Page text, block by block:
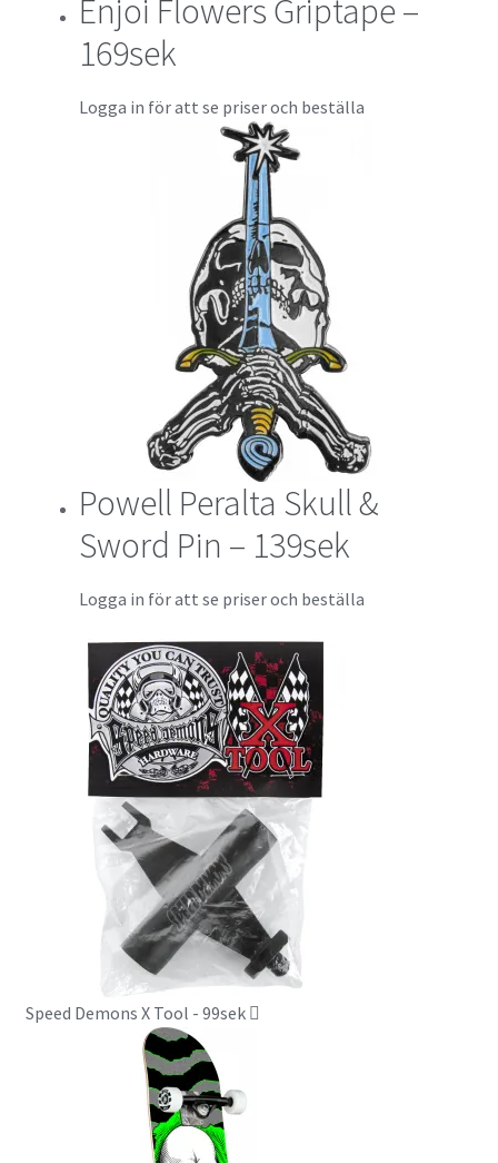
Enjoi Flowers Griptape –
169sek
Logga in för att se priser och beställa
Powell Peralta Skull &
Sword Pin – 139sek
Logga in för att se priser och beställa
Speed Demons X Tool - 99sek